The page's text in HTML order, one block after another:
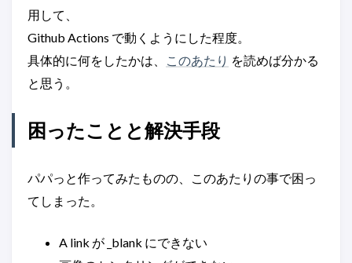
用して、
Github Actions で動くようにした程度。
具体的に何をしたかは、
このあたり を読めば分かる
と思う。
困ったことと解決手段
パパっと作ってみたものの、このあたりの事で困っ
てしまった。
A link が _blank にできない